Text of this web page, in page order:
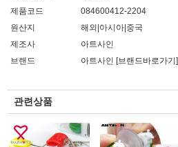
제품코드
084600412-2204
원산지
해외|아시아|중국
제조사
아트사인
브랜드
아트사인 [브랜드바로가기]
관련상품